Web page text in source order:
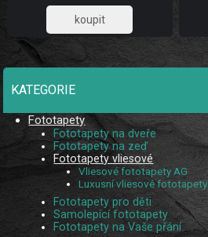
885,95
KATEGORIE
Fototapety
Fototapety na dveře
Fototapety na zeď
Fototapety vliesové
Vliesové fototapety AG
Luxusní vliesové fototapety
Fototapety pro děti
Samolepící fototapety
Fototapety na Vaše přání